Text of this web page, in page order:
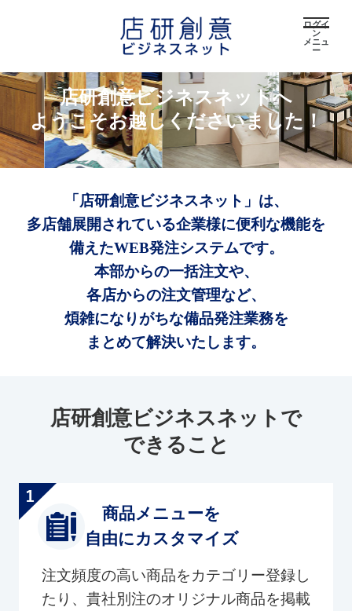
ログイ
ン
メニュ
ー
店研創意ビジネスネットへ
ようこそお越しくださいました！
「店研創意ビジネスネット」は、
多店舗展開されている企業様に便利な機能を
備えたWEB発注システムです。
本部からの一括注文や、
各店からの注文管理など、
煩雑になりがちな備品発注業務を
まとめて解決いたします。
店研創意ビジネスネットで
できること
商品メニューを
自由にカスタマイズ
注文頻度の高い商品をカテゴリー登録し
たり、貴社別注のオリジナル商品を掲載